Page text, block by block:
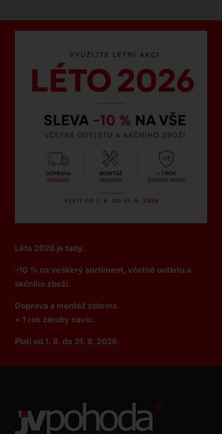
Léto 2026 je tady.
–10 % na veškerý sortiment, včetně outletu a
akčního zboží.
Doprava a montáž zdarma.
+ 1 rok záruky navíc.
Platí od 1. 8. do 31. 8. 2026.